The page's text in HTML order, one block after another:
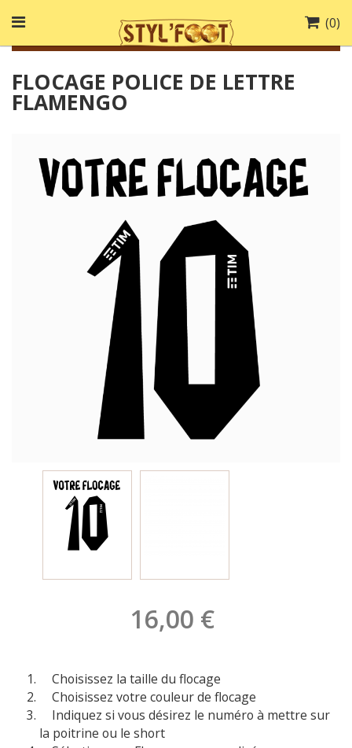
(0)
FLOCAGE POLICE DE LETTRE
FLAMENGO
16,00 €
Choisissez la taille du flocage
Choisissez votre couleur de flocage
Indiquez si vous désirez le numéro à mettre sur
la poitrine ou le short